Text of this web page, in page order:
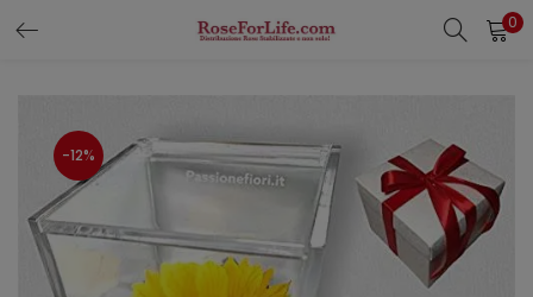
0
-12%
Remember me